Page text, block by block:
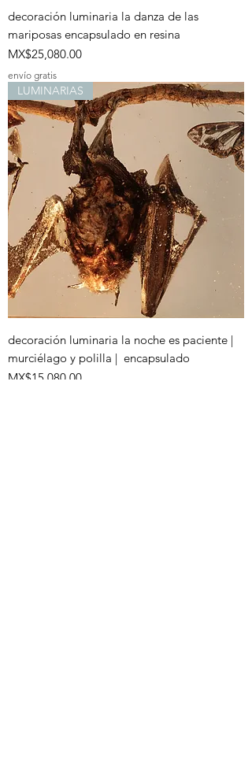
decoración luminaria la danza de las
mariposas encapsulado en resina
Price
MX$25,080.00
envío gratis
LUMINARIAS
decoración luminaria la noche es paciente |
murciélago y polilla | encapsulado
Price
MX$15,080.00